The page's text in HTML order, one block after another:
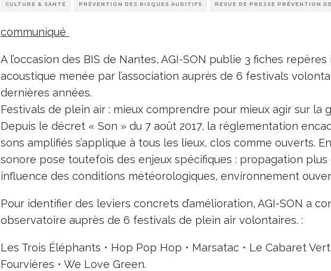
CULTURE & SANTÉ PRÉVENTION DES RISQUES AUDITIFS REVUE DE PRESSE PRÉVENTION
communiqué
A l’occasion des BIS de Nantes, AGI-SON publie 3 fiches repères
acoustique menée par l’association auprès de 6 festivals
dernières années.
Festivals de plein air : mieux comprendre pour mieux agir sur la
Depuis le décret « Son » du 7 août 2017, la réglementation
sons amplifiés s’applique à tous les lieux, clos comme ouverts.
sonore pose toutefois des enjeux spécifiques : propagation
influence des conditions météorologiques, environnement
Pour identifier des leviers concrets d’amélioration, AGI-SON a
observatoire auprès de 6 festivals de plein air volontaires. :
Les Trois Éléphants • Hop Pop Hop • Marsatac • Le Cabaret
Fourvières • We Love Green.